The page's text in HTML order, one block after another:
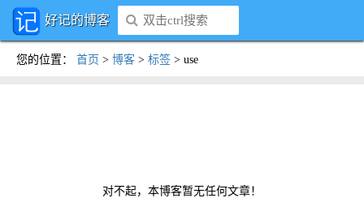
好记的博客
您的位置 ： 首页 > 博客 > 标签 > use
对不起，本博客暂无任何文章！